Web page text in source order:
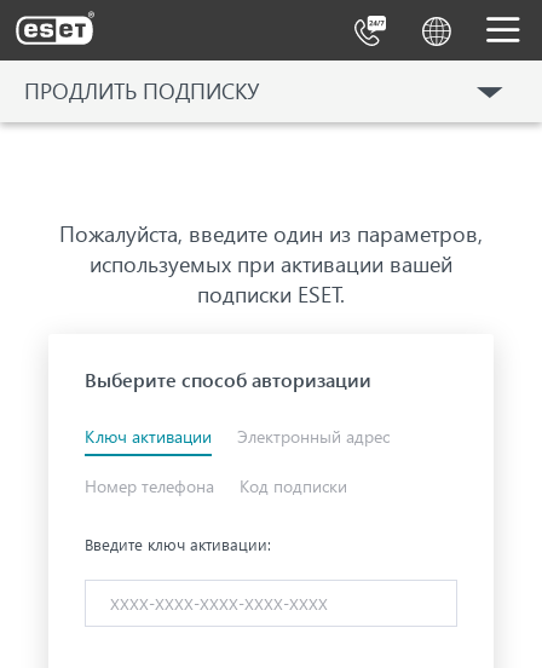
ПРОДЛИТЬ ПОДПИСКУ
ДЛЯ БИЗНЕСА
Пожалуйста, введите один из параметров,
используемых при активации вашей
подписки ESET.
Выберите способ авторизации
Ключ активации Электронный адрес
Номер телефона Код подписки
Введите ключ активации:
ESET